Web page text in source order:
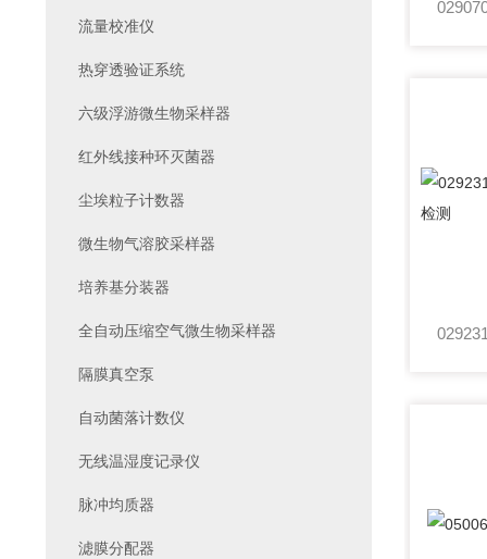
流量校准仪
热穿透验证系统
六级浮游微生物采样器
红外线接种环灭菌器
尘埃粒子计数器
微生物气溶胶采样器
培养基分装器
全自动压缩空气微生物采样器
隔膜真空泵
自动菌落计数仪
无线温湿度记录仪
脉冲均质器
滤膜分配器